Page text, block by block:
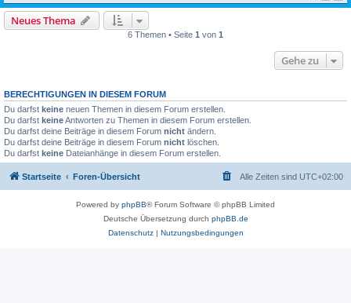
Neues Thema
6 Themen • Seite 1 von 1
Gehe zu
BERECHTIGUNGEN IN DIESEM FORUM
Du darfst keine neuen Themen in diesem Forum erstellen.
Du darfst keineAntworten zu Themen in diesem Forum erstellen.
Du darfst deine Beiträge in diesem Forum nicht ändern.
Du darfst deine Beiträge in diesem Forum nicht löschen.
Du darfst keine Dateianhänge in diesem Forum erstellen.
Startseite Foren-Übersicht Alle Zeiten sind UTC+02:00
Powered by phpBB® Forum Software © phpBB Limited
Deutsche Übersetzung durch phpBB.de
Datenschutz| Nutzungsbedingungen